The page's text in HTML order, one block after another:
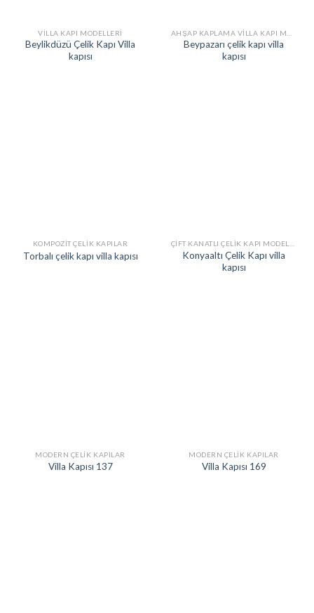
VILLA KAPI MODELLERI
Beylikdüzü Çelik Kapı Villa
kapısı
Beypazarı çelik kapı villa
kapısı
KOMPOZIT ÇELIK KAPILAR
Torbalı çelik kapı villa kapısı
Konyaaltı Çelik Kapı villa
kapısı
MODERN ÇELIK KAPILAR
Villa Kapısı 137
MODERN ÇELIK KAPILAR
Villa Kapısı 169